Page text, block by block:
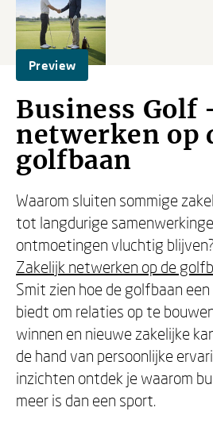
Preview
Business Golf
netwerken op
golfbaan
Waarom sluiten sommige
tot langdurige
ontmoetingen vluchtig
Zakelijk netwerken op de
Smit zien hoe de golfbaan
biedt om relaties op te
winnen en nieuwe zakelijke
de hand van persoonlijke
inzichten ontdek je waarom
meer is dan een sport.